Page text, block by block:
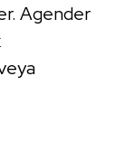
Agender